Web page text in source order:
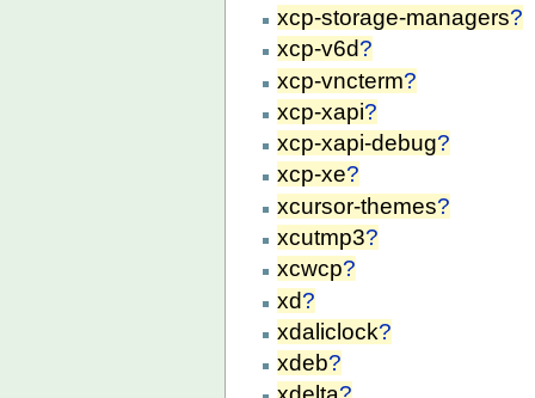
xcp-storage-managers?
xcp-v6d?
xcp-vncterm?
xcp-xapi?
xcp-xapi-debug?
xcp-xe?
xcursor-themes?
xcutmp3?
xcwcp?
xd?
xdaliclock?
xdeb?